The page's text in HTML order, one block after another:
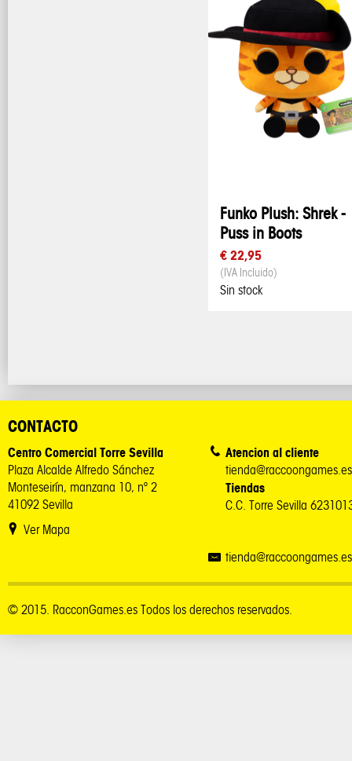
Funko Plush: Shrek -
Puss in Boots
€ 22,95
(IVA Incluido)
Sin stock
CONTACTO
Centro Comercial Torre Sevilla
Plaza Alcalde Alfredo Sánchez
Monteseirín, manzana 10, nº 2
41092 Sevilla
Ver Mapa
Atencion al cliente
tienda@raccoongames.es
Tiendas
C.C. Torre Sevilla
tienda@raccoongames.es
© 2015. RacconGames.es Todos los derechos reservados.